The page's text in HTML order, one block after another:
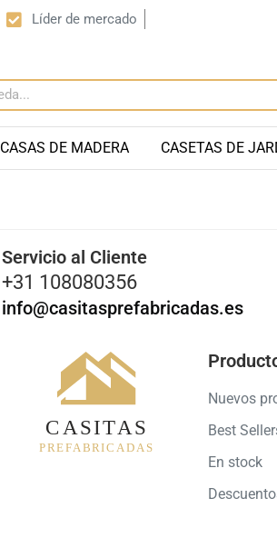
Líder de mercado
CASAS DE MADERA CASETAS DE
Servicio al Cliente
+31 108080356
info@casitasprefabricadas.es
Nuevos
Best
En stock